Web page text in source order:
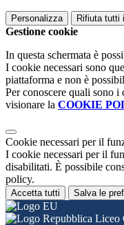
Personalizza Rifiuta tutti
Gestione cookie
In questa schermata è
I cookie necessari sono
piattaforma e non è
Per conoscere quali sono i
visionare la COOKIE
Cookie necessari per il
I cookie necessari per il
disabilitati. È possibile
policy.
Accetta tutti Salva le
Liceo